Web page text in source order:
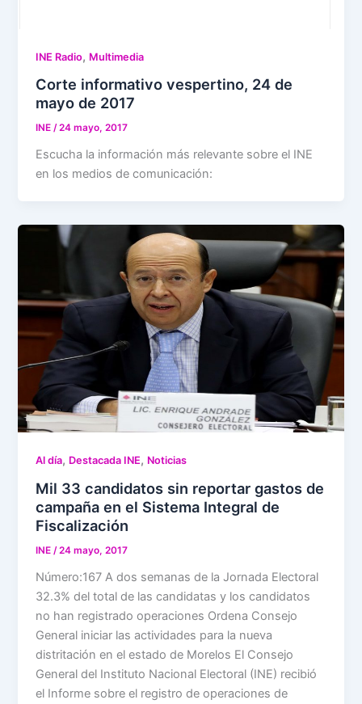
INE Radio, Multimedia
Corte informativo vespertino, 24 de
mayo de 2017
INE/24 mayo, 2017
Escucha la información más relevante sobre el INE
en los medios de comunicación:
Al día, Destacada INE, Noticias
Mil 33 candidatos sin reportar gastos de
campaña en el Sistema Integral de
Fiscalización
INE /24 mayo, 2017
Número:167 A dos semanas de la Jornada Electoral
32.3% del total de las candidatas y los candidatos
no han registrado operaciones Ordena Consejo
General iniciar las actividades para la nueva
distritación en el estado de Morelos El Consejo
General del Instituto Nacional Electoral (INE) recibió
el Informe sobre el registro de operaciones de